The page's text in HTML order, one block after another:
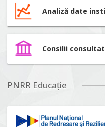
Analiză date
Consilii
PNRR Educație